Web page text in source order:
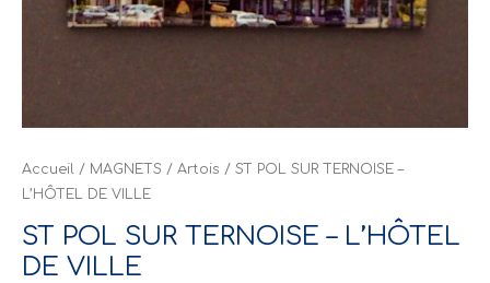
Accueil / MAGNETS / Artois / ST POL SUR TERNOISE –
L’HÔTEL DE VILLE
ST POL SUR TERNOISE – L’HÔTEL
DE VILLE